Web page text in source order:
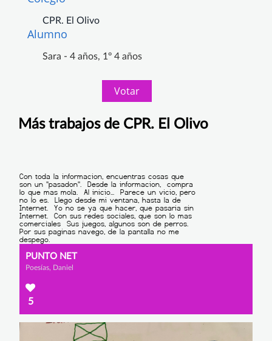
CPR. El Olivo
Alumno
Sara - 4 años, 1º 4 años
Votar
Más trabajos de CPR. El Olivo
PUNTO NET
Poesías, Daniel
5